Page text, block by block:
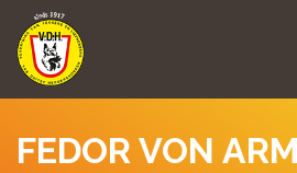
FEDOR VON